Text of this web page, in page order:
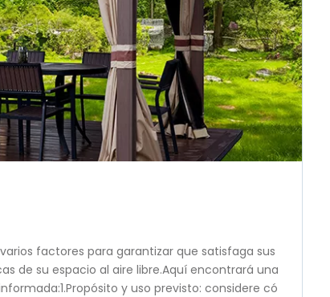
factores para garantizar que satisfaga sus
de su espacio al aire libre.Aquí encontrará una
y uso previsto: considere có